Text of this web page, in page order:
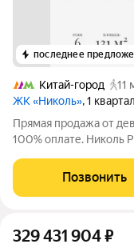
последнее
Китай-город
11
ЖК «Николь», 1
Прямая продажа от
100% оплате. Николь
современностью,
Позвонить
329 431 904₽